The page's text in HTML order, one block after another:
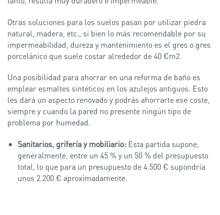
Otras soluciones para los suelos pasan por utilizar piedra
natural, madera, etc., si bien lo más recomendable por su
impermeabilidad, dureza y mantenimiento es el gres o gres
porcelánico que suele costar alrededor de 40 €m2.
Una posibilidad para ahorrar en una reforma de baño es
emplear esmaltes sintéticos en los azulejos antiguos. Esto
les dará un aspecto renovado y podrás ahorrarte ese coste,
siempre y cuando la pared no presente ningún tipo de
problema por humedad.
Sanitarios, grifería y mobiliario: Esta partida supone,
generalmente, entre un 45 % y un 50 % del presupuesto
total, lo que para un presupuesto de 4.500 € supondría
unos 2.200 € aproximadamente.